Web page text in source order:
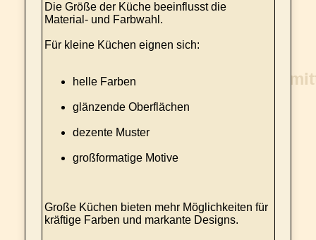
Die Größe der Küche beeinflusst die
Material- und Farbwahl.
Für kleine Küchen eignen sich:
helle Farben
glänzende Oberflächen
dezente Muster
großformatige Motive
Große Küchen bieten mehr Möglichkeiten für
kräftige Farben und markante Designs.